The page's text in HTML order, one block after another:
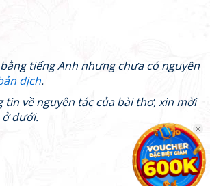
tiếng Anh nhưng chưa có nguyên
dịch.
tin về nguyên tác của bài thơ, xin mời
dưới.